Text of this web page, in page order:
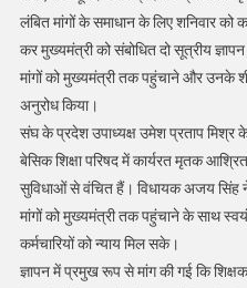
लंबित मांगों के समाधान के लिए शनिवार
कर मुख्यमंत्री को संबोधित दो सूत्रीय
मांगों को मुख्यमंत्री तक पहुंचाने और उनके
अनुरोध किया।
संघ के प्रदेश उपाध्यक्ष उमेश प्रताप मिश्र
बेसिक शिक्षा परिषद में कार्यरत मृतक आश्रित
सुविधाओं से वंचित हैं। विधायक अजय सिंह
मांगों को मुख्यमंत्री तक पहुंचाने के साथ
कर्मचारियों को न्याय मिल सके।
ज्ञापन में प्रमुख रूप से मांग की गई कि